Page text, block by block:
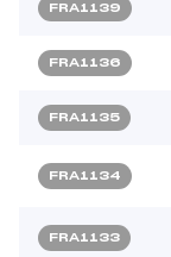
FRA1139
FRA1136
FRA1135
FRA1134
FRA1133